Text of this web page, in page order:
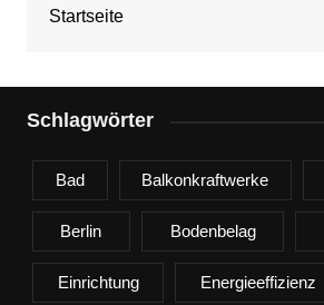
Startseite
Schlagwörter
Bad Balkonkraftwerke
Berlin Bodenbelag
Einrichtung Energieeffizienz